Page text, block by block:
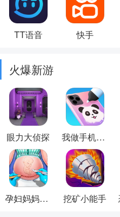
TT语音 快手
火爆新游
眼力大侦探 我做手机壳特好看
孕妇妈妈日记 挖矿小能手